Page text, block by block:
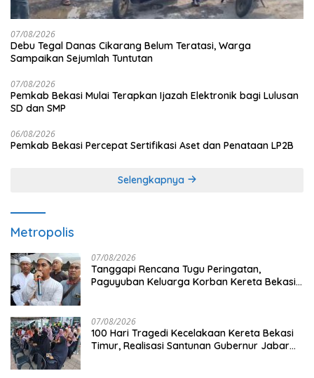
07/08/2026
Debu Tegal Danas Cikarang Belum Teratasi, Warga
Sampaikan Sejumlah Tuntutan
07/08/2026
Pemkab Bekasi Mulai Terapkan Ijazah Elektronik bagi Lulusan
SD dan SMP
06/08/2026
Pemkab Bekasi Percepat Sertifikasi Aset dan Penataan LP2B
Selengkapnya
Metropolis
07/08/2026
Tanggapi Rencana Tugu Peringatan,
Paguyuban Keluarga Korban Kereta Bekasi
07/08/2026
100 Hari Tragedi Kecelakaan Kereta Bekasi
Timur, Realisasi Santunan Gubernur Jabar